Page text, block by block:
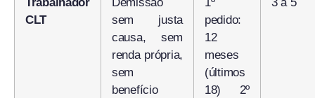
CLT
sem justa
causa, sem
renda própria,
sem
benefício
pedido:
12
meses
(últimos
18) 2º